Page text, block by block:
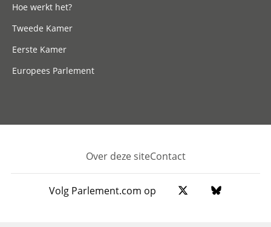
Hoe werkt het?
Tweede Kamer
Eerste Kamer
Europees Parlement
Footer
Over deze siteContact
Volg Parlement.com op